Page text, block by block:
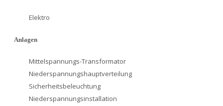
Elektro
Anlagen
Mittelspannungs-Transformator
Niederspannungshauptverteilung
Sicherheitsbeleuchtung
Niederspannungsinstallation